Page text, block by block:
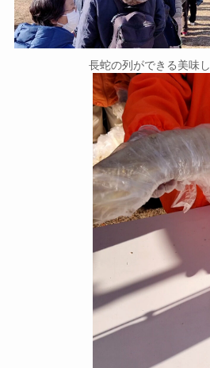
長蛇の列ができる美味